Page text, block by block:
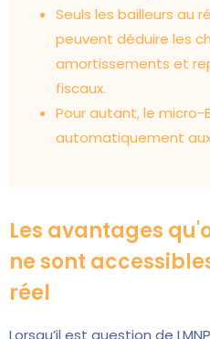
Seuls les bailleurs au
peuvent déduire les
amortissements et
fiscaux.
Pour autant, le micro-
automatiquement
Les avantages
ne sont
réel
Lorsqu’il est question de